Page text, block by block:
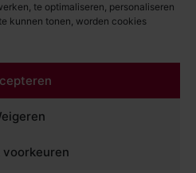
te optimaliseren, personaliseren
kunnen tonen, worden cookies
voorkeuren
VOORWAARDEN